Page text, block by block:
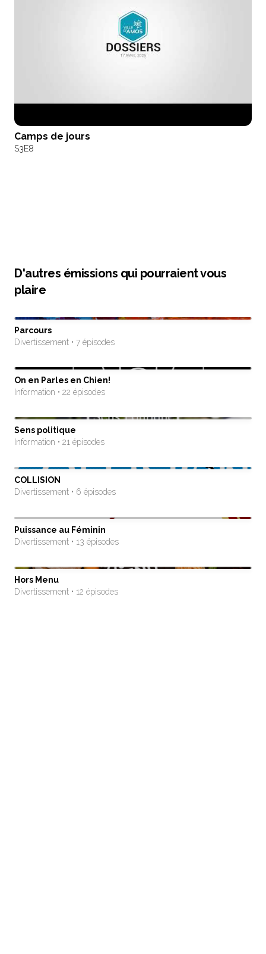
Camps de jours
S3E8
D'autres émissions qui pourraient vous
plaire
Parcours
Divertissement • 7 épisodes
On en Parles en Chien!
Information • 22 épisodes
Sens politique
Information • 21 épisodes
COLLISION
Divertissement • 6 épisodes
Puissance au Féminin
Divertissement • 13 épisodes
Hors Menu
Divertissement • 12 épisodes